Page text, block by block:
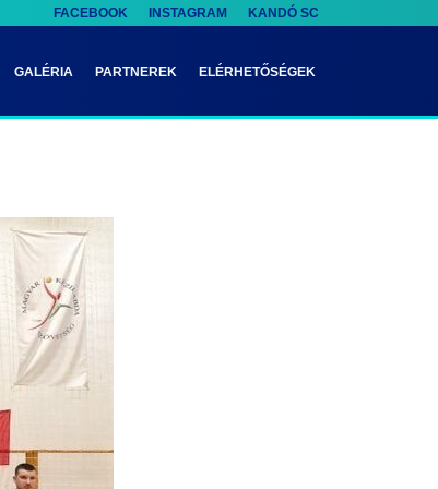
FACEBOOK INSTAGRAM KANDÓ SC
GALÉRIA PARTNEREK ELÉRHETŐSÉGEK